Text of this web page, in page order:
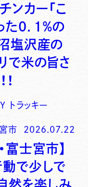
ンカー「こ
た0．1％の
塩沢産の
で米の旨さ
トラッキー
市 2026.07.22
富士宮市】
で少しで
然を楽しみ